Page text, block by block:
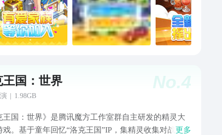
No.4
王国：世界
1.98GB
王国：世界》是腾讯魔方工作室群自主研发的精灵大
戏。基于童年回忆“洛克王国”IP，集精灵收集对战、开
更多